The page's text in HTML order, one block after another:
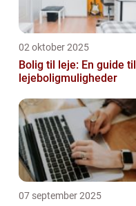
02 oktober 2025
Bolig til leje: En guide til
lejeboligmuligheder
07 september 2025